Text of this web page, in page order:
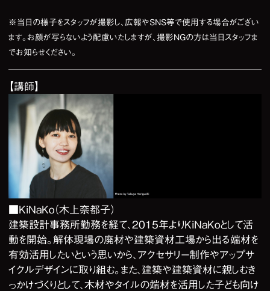
※当日の様子をスタッフが撮影し、広報やSNS等で使用する場合がござい
ます。お顔が写らないよう配慮いたしますが、撮影NGの方は当日スタッフま
でお知らせください。
【講師】
■KiNaKo（木上奈都子）
建築設計事務所勤務を経て、2015年よりKiNaKoとして活
動を開始。解体現場の廃材や建築資材工場から出る端材を
有効活用したいという思いから、アクセサリー制作やアップサ
イクルデザインに取り組む。また、建築や建築資材に親しむき
っかけづくりとして、木材やタイルの端材を活用した子ども向け